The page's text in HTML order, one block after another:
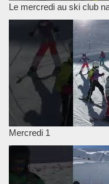
Le mercredi au ski club
Mercredi 1